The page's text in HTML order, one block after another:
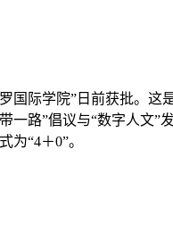
际学院”日前获批。这
路”倡议与“数字人文
“4＋0”。